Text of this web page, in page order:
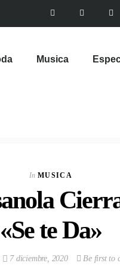
Musica
In MUSICA
«Se te Da»
7 diciembre, 2020 Be first to